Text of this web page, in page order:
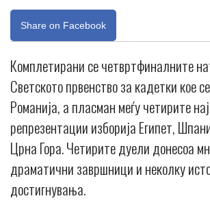
Share on Facebook
Комплетирани се четвртфиналните
Светското првенство за кадетки кое
Романија, а пласман меѓу четирите
репрезентации изборија Египет,
Црна Гора. Четирите дуели донесоа
драматични завршници и неколку
достигнувања.